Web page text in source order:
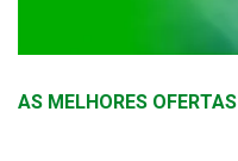
AS MELHORES OFERTAS